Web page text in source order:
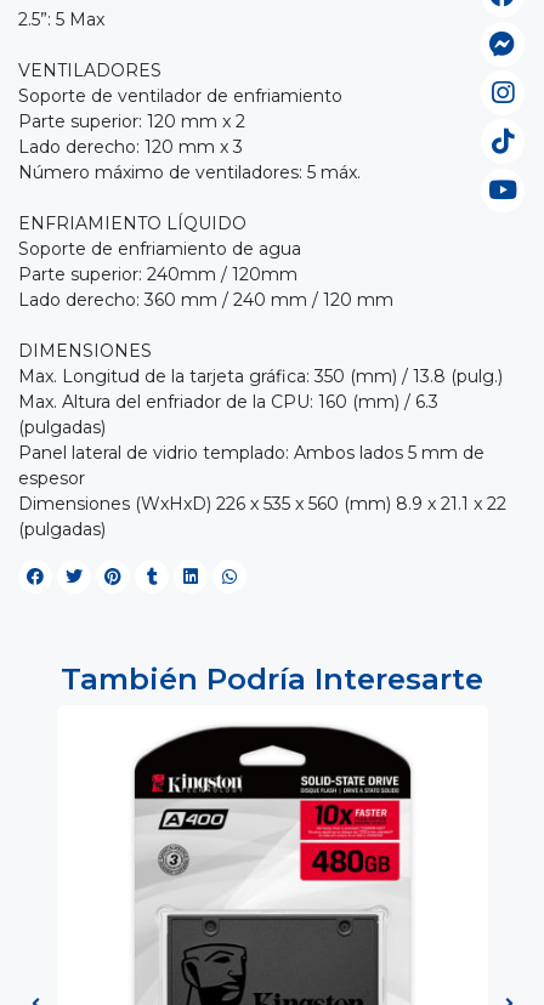
2.5”: 5 Max
VENTILADORES
Soporte de ventilador de enfriamiento
Parte superior: 120 mm x 2
Lado derecho: 120 mm x 3
Número máximo de ventiladores: 5 máx.
ENFRIAMIENTO LÍQUIDO
Soporte de enfriamiento de agua
Parte superior: 240mm / 120mm
Lado derecho: 360 mm / 240 mm / 120 mm
DIMENSIONES
Max. Longitud de la tarjeta gráfica: 350 (mm) / 13.8 (pulg.)
Max. Altura del enfriador de la CPU: 160 (mm) / 6.3
(pulgadas)
Panel lateral de vidrio templado: Ambos lados 5 mm de
espesor
Dimensiones (WxHxD) 226 x 535 x 560 (mm) 8.9 x 21.1 x 22
(pulgadas)
También Podría Interesarte